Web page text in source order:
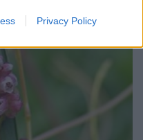
Privacy Policy